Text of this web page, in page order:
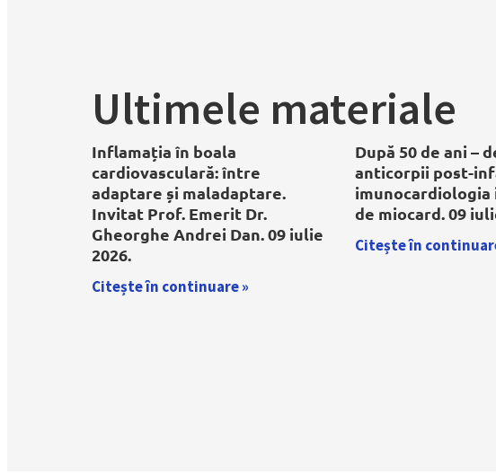
Ultimele materiale
Inflamația în boala
cardiovasculară: între
adaptare și maladaptare.
Invitat Prof. Emerit Dr.
Gheorghe Andrei Dan. 09 iulie
2026.
Citește în continuare »
După 50 de ani –
anticorpii post-
de miocard. 09
Citește în